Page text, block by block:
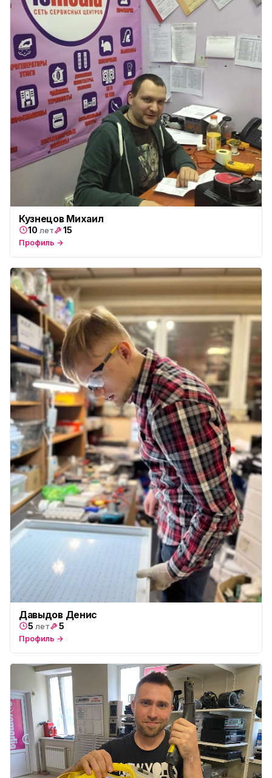
Кузнецов Михаил
10 лет 15
Профиль →
Давыдов Денис
5 лет 5
Профиль →